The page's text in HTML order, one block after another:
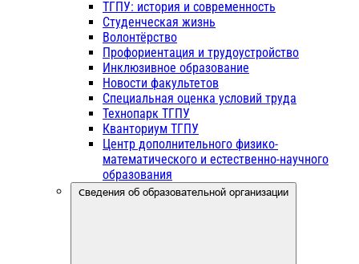
ТГПУ: история и современность
Студенческая жизнь
Волонтёрство
Профориентация и трудоустройство
Инклюзивное образование
Новости факультетов
Специальная оценка условий труда
Технопарк ТГПУ
Кванториум ТГПУ
Центр дополнительного физико-
математического и естественно-научного
образования
Сведения об образовательной организации